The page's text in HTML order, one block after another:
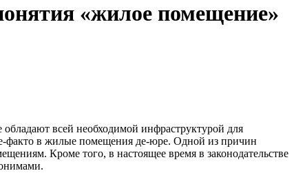
«жилое помещение»
всей необходимой инфраструктурой для
факто в жилые помещения де-юре. Одной из причин
Кроме того, в настоящее время в законодательстве